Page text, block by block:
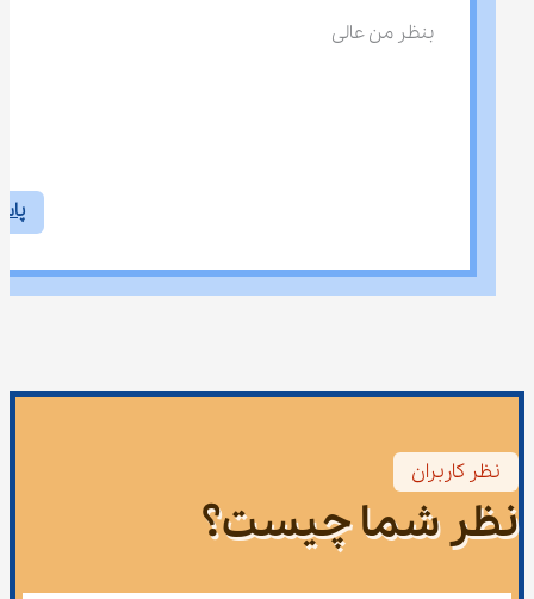
بنظر من عالی
نظر کاربران
نظر شما چیست؟